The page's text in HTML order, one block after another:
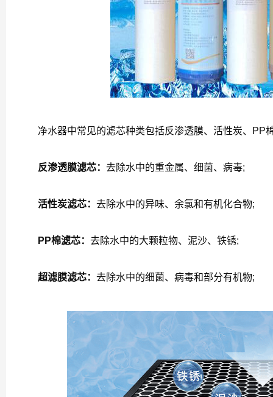
净水器中常见的滤芯种类包括反渗透膜、活性炭、PP
反渗透膜滤芯： 去除水中的重金属、细菌、病毒;
活性炭滤芯： 去除水中的异味、余氯和有机化合物;
PP棉滤芯： 去除水中的大颗粒物、泥沙、铁锈;
超滤膜滤芯： 去除水中的细菌、病毒和部分有机物;